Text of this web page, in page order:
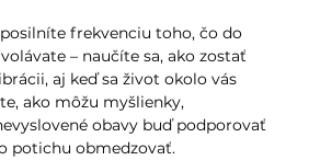
frekvenciu toho, čo do
– naučíte sa, ako zostať
aj keď sa život okolo vás
ako môžu myšlienky,
obavy buď podporovať
potichu obmedzovať.